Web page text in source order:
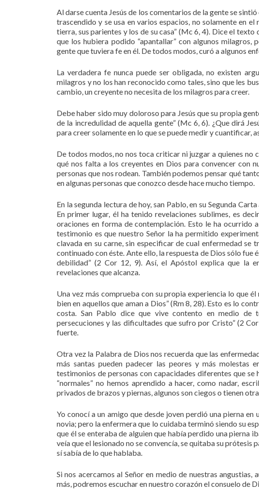
Al darse cuenta Jesús de los comentarios de la gente se
trascendido y se usa en varios espacios, no solamente en
tierra, sus parientes y los de su casa” (Mc 6, 4). Dice el
que los hubiera podido “apantallar” con algunos
gente que tuviera fe en él. De todos modos, curó a algunos
La verdadera fe nunca puede ser obligada, no existen
milagros y no los han reconocido como tales, sino que les
cambio, un creyente no necesita de los milagros para creer.
Debe haber sido muy doloroso para Jesús que su propia
de la incredulidad de aquella gente” (Mc 6, 6). ¿Que dirá
para creer solamente en lo que se puede medir y cuantificar,
De todos modos, no nos toca criticar ni juzgar a quienes no
qué nos falta a los creyentes en Dios para convencer con
personas que nos rodean. También podemos pensar qué
en algunas personas que conozco desde hace mucho tiempo.
En la segunda lectura de hoy, san Pablo, en su Segunda
En primer lugar, él ha tenido revelaciones sublimes, es
oraciones en forma de contemplación. Esto le ha ocurrido
testimonio es que nuestro Señor la ha permitido
clavada en su carne, sin especificar de cual enfermedad
continuado con éste. Ante ello, la respuesta de Dios sólo fue
debilidad” (2 Cor 12, 9). Así, el Apóstol explica que la
revelaciones que alcanza.
Una vez más comprueba con su propia experiencia lo que
bien en aquellos que aman a Dios” (Rm 8, 28). Esto es lo
costa. San Pablo dice que vive contento en medio de
persecuciones y las dificultades que sufro por Cristo” (2
fuerte.
Otra vez la Palabra de Dios nos recuerda que las
más santas pueden padecer las peores y más molestas
testimonios de personas con capacidades diferentes que se
“normales” no hemos aprendido a hacer, como nadar,
privados de brazos y piernas, algunos son ciegos o tienen
Yo conocí a un amigo que desde joven perdió una pierna
novia; pero la enfermera que lo cuidaba terminó siendo su
que él se enteraba de alguien que había perdido una pierna
veía que el lesionado no se convencía, se quitaba su prótesis
sí sabía de lo que hablaba.
Si nos acercamos al Señor en medio de nuestras
más, podremos escuchar en nuestro corazón el consuelo de